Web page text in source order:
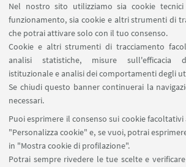
Nel nostro sito utilizziamo sia cookie
funzionamento, sia cookie e altri strumenti di
che potrai attivare solo con il tuo consenso.
Cookie e altri strumenti di tracciamento
analisi statistiche, misure sull'efficacia
istituzionale e analisi dei comportamenti degli
Se chiudi questo banner continuerai la
necessari.
Puoi esprimere il consenso sui cookie
"Personalizza cookie" e, se vuoi, potrai
in "Mostra cookie di profilazione".
Potrai sempre rivedere le tue scelte e
Segnala un evento
Contatti
SEGUI IL DIPARTIMENTO
SEGUI UNIBO SU: